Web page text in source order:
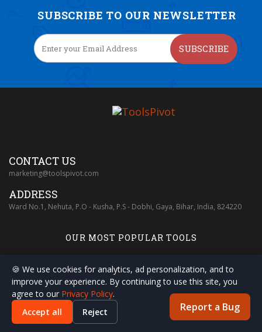
Report a Bug
SUBSCRIBE TO OUR NEWSLETTER
SUBSCRIBE
CONTACT US
marketing@toolspivot.com
ADDRESS
Ward No.1, Nehuta, P.O - Kusha, P.S - Dobhi, Gaya, Bihar, India, 824220
OUR MOST POPULAR TOOLS
🍪 We use cookies for analytics, ad personalization, and to
improve your experience. By continuing to use this site, you
agree to our Privacy Policy.
Accept all
Reject